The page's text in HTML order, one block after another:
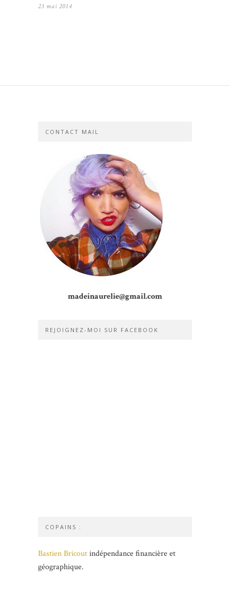
23 mai 2014
CONTACT MAIL
madeinaurelie@gmail.com
REJOIGNEZ-MOI SUR FACEBOOK
COPAINS :
Bastien Bricoutindépendance financière et
géographique.